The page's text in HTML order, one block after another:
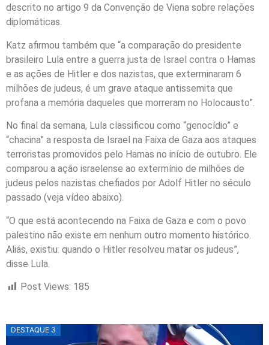
descrito no artigo 9 da Convenção de Viena sobre relações
diplomáticas.
Katz afirmou também que “a comparação do presidente
brasileiro Lula entre a guerra justa de Israel contra o Hamas
e as ações de Hitler e dos nazistas, que exterminaram 6
milhões de judeus, é um grave ataque antissemita que
profana a memória daqueles que morreram no Holocausto”.
No final da semana, Lula classificou como “genocídio” e
“chacina” a resposta de Israel na Faixa de Gaza aos ataques
terroristas promovidos pelo Hamas no início de outubro. Ele
comparou a ação israelense ao extermínio de milhões de
judeus pelos nazistas chefiados por Adolf Hitler no século
passado (veja vídeo abaixo).
“O que está acontecendo na Faixa de Gaza e com o povo
palestino não existe em nenhum outro momento histórico.
Aliás, existiu: quando o Hitler resolveu matar os judeus”,
disse Lula.
Post Views: 185
DESTAQUE 3